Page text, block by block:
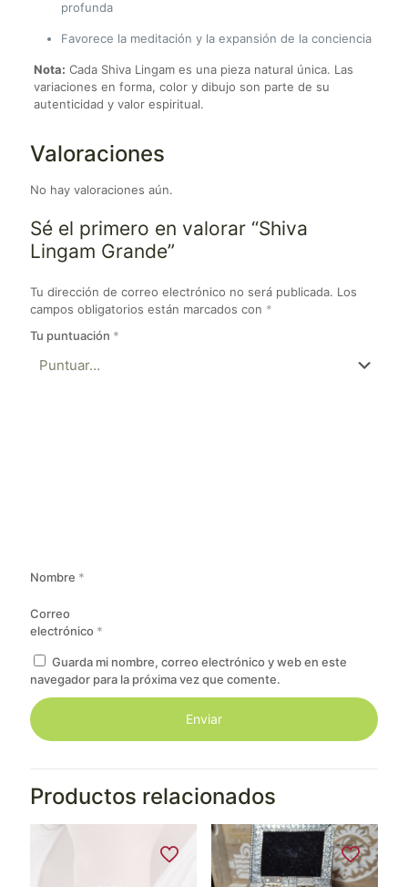
profunda
Favorece la meditación y la expansión de la conciencia
Nota: Cada Shiva Lingam es una pieza natural única. Las
variaciones en forma, color y dibujo son parte de su
autenticidad y valor espiritual.
Valoraciones
No hay valoraciones aún.
Sé el primero en valorar “Shiva
Lingam Grande”
Tu dirección de correo electrónico no será publicada. Los
campos obligatorios están marcados con *
Tu puntuación *
Nombre *
Correo
electrónico *
Guarda mi nombre, correo electrónico y web en este
navegador para la próxima vez que comente.
Productos relacionados